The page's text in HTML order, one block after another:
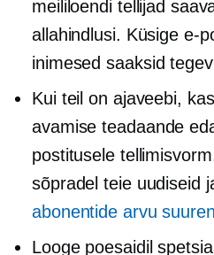
meililoendi tellijad
allahindlusi. Küsige e-
inimesed saaksid
Kui teil on ajaveebi,
avamise teadaande
postitusele
sõpradel teie uudiseid
abonentide arvu
Looge poesaidil